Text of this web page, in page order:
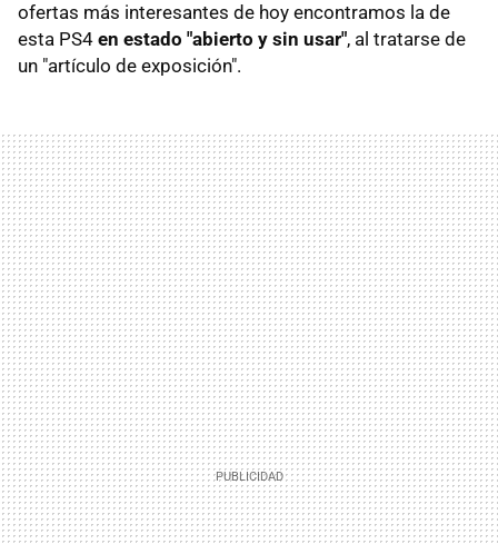
ofertas más interesantes de hoy encontramos la de
esta PS4 en estado "abierto y sin usar", al tratarse de
un "artículo de exposición".